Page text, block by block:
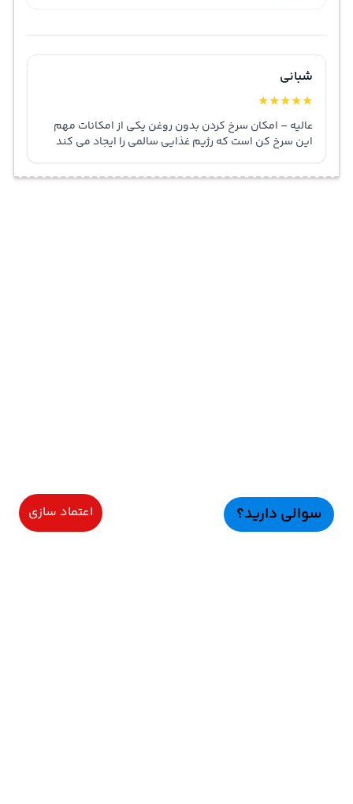
شبانی
★
★
★
★
★
عالیه – امکان سرخ‌ کردن بدون روغن یکی از امکانات مهم
این سرخ کن است که رژیم غذایی سالمی را ایجاد می کند
سوالی دارید؟ اعتماد سازی